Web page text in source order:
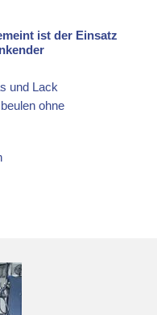
ist der Einsatz
und Lack
ohne